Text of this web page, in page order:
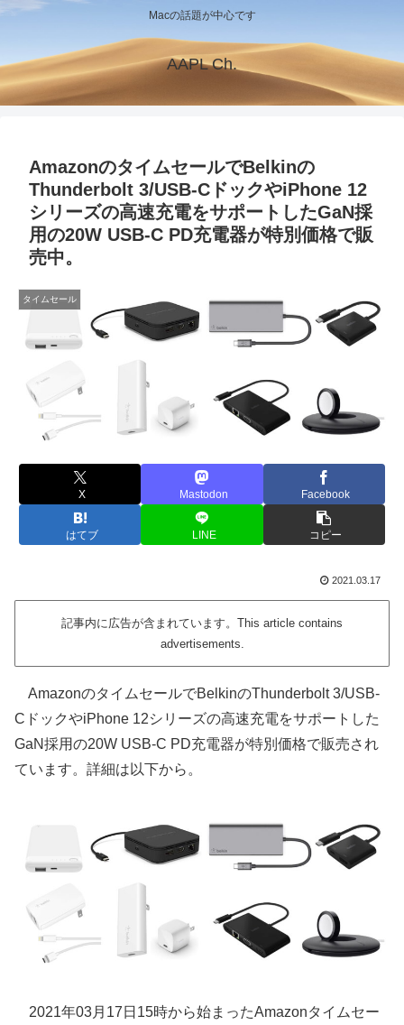
Macの話題が中心です
AAPL Ch.
AmazonのタイムセールでBelkinの
Thunderbolt 3/USB-CドックやiPhone 12
シリーズの高速充電をサポートしたGaN採
用の20W USB-C PD充電器が特別価格で販
売中。
タイムセール
X Mastodon Facebook
はてブ LINE コピー
2021.03.17
記事内に広告が含まれています。This article contains
advertisements.
AmazonのタイムセールでBelkinのThunderbolt 3/USB-
CドックやiPhone 12シリーズの高速充電をサポートした
GaN採用の20W USB-C PD充電器が特別価格で販売され
ています。詳細は以下から。
2021年03月17日15時から始まったAmazonタイムセー